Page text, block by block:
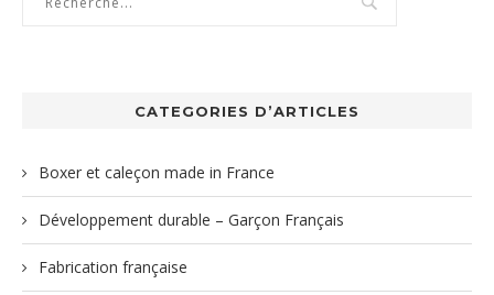
CATEGORIES D’ARTICLES
Boxer et caleçon made in France
Développement durable – Garçon Français
Fabrication française